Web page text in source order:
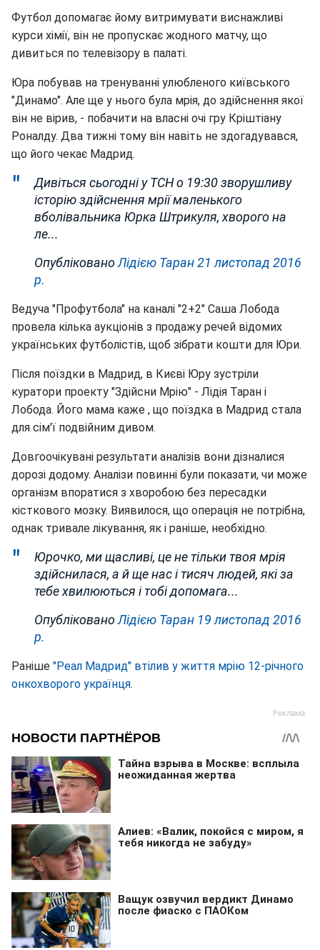
Футбол допомагає йому витримувати виснажливі
курси хімії, він не пропускає жодного матчу, що
дивиться по телевізору в палаті.
Юра побував на тренуванні улюбленого київського
"Динамо". Але ще у нього була мрія, до здійснення якої
він не вірив, - побачити на власні очі гру Кріштіану
Роналду. Два тижні тому він навіть не здогадувався,
що його чекає Мадрид.
Дивіться сьогодні у ТСН о 19:30 зворушливу
історію здійснення мрії маленького
вболівальника Юрка Штрикуля, хворого на
ле...
ОпублікованоЛідією Таран21 листопад 2016
р.
Ведуча "Профутбола" на каналі "2+2" Саша Лобода
провела кілька аукціонів з продажу речей відомих
українських футболістів, щоб зібрати кошти для Юри.
Після поїздки в Мадрид, в Києві Юру зустріли
куратори проекту "Здійсни Мрію" - Лідія Таран і
Лобода. Його мама каже , що поїздка в Мадрид стала
для сім'ї подвійним дивом.
Довгоочікувані результати аналізів вони дізналися
дорозі додому. Аналізи повинні були показати, чи може
організм впоратися з хворобою без пересадки
кісткового мозку. Виявилося, що операція не потрібна,
однак тривале лікування, як і раніше, необхідно.
Юрочко, ми щасливі, це не тільки твоя мрія
здійснилася, а й ще нас і тисяч людей, які за
тебе хвилюються і тобі допомага...
ОпублікованоЛідією Таран 19 листопад 2016
р.
Раніше "Реал Мадрид" втілив у життя мрію 12-річного
онкохворого українця.